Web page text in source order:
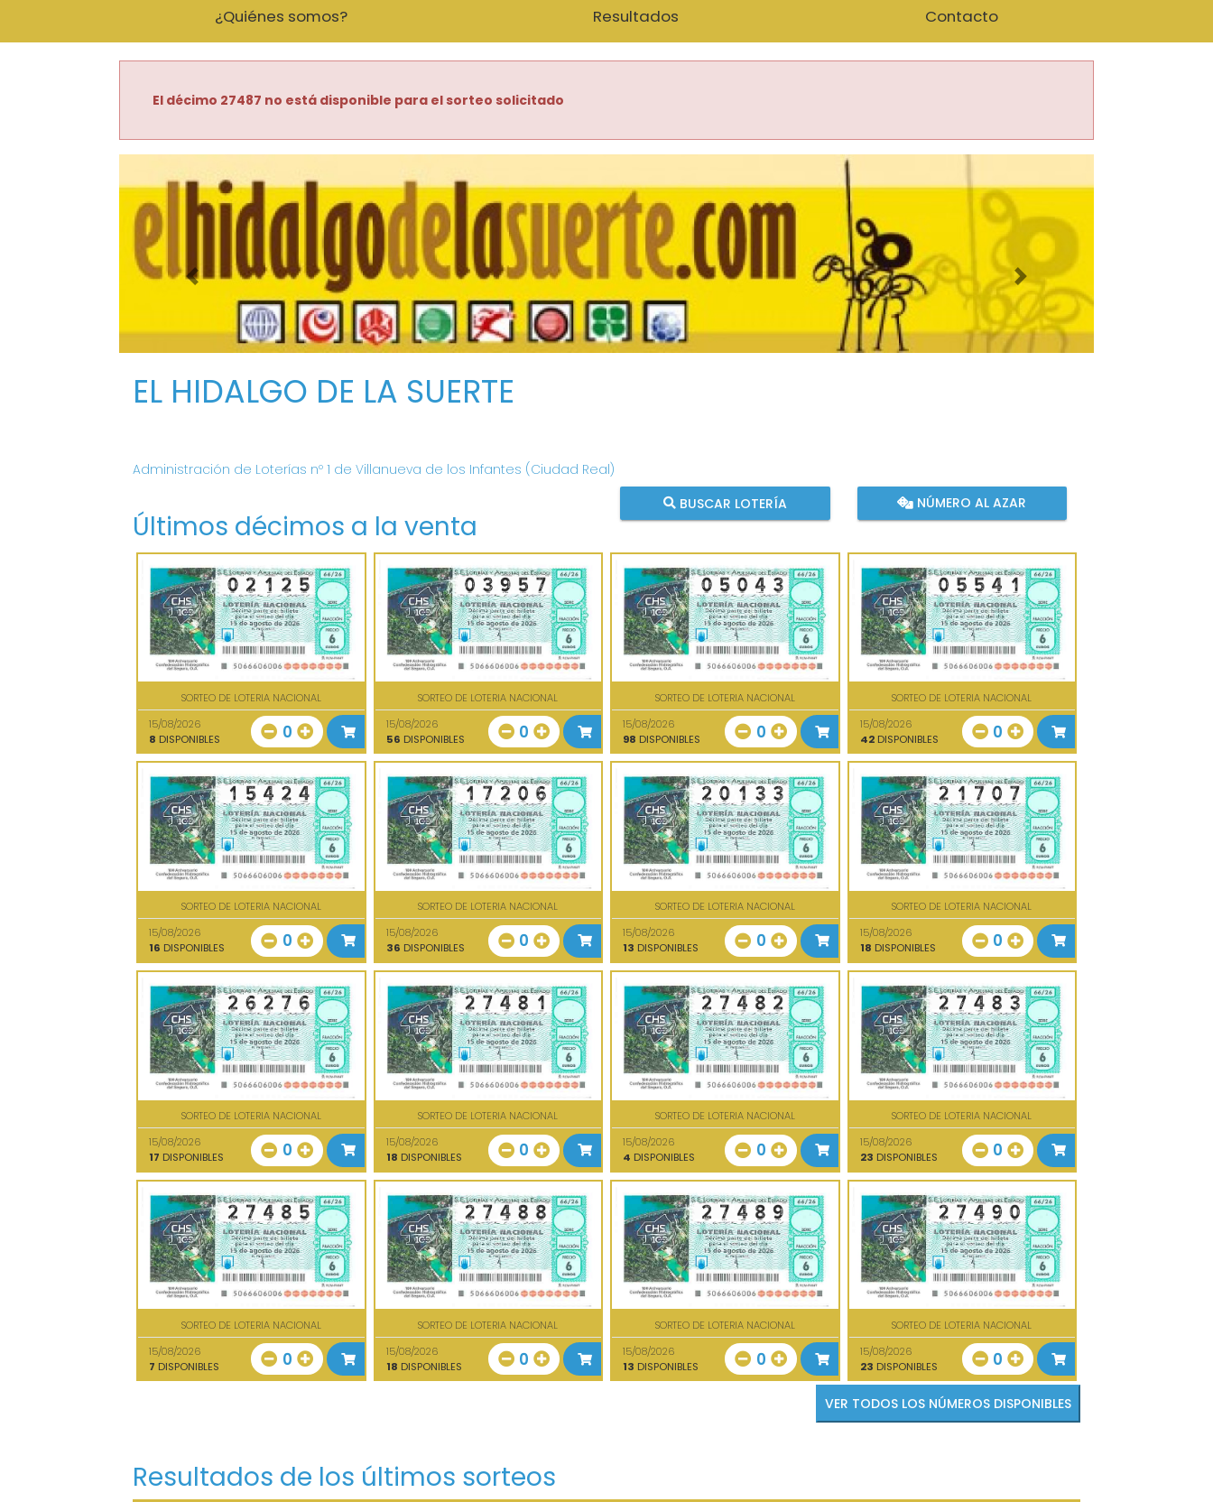
¿Quiénes somos? Resultados Contacto
El décimo 27487 no está disponible para el sorteo solicitado
Imagen anterior Imagen siguiente
EL HIDALGO DE LA SUERTE
Administración de Loterías nº 1 de Villanueva de los Infantes (Ciudad Real)
Últimos décimos a la venta
BUSCAR LOTERÍA NÚMERO AL AZAR
SORTEO DE LOTERIA NACIONAL
15/08/2026
8 DISPONIBLES 0
SORTEO DE LOTERIA NACIONAL
15/08/2026
56 DISPONIBLES 0
SORTEO DE LOTERIA NACIONAL
15/08/2026
98 DISPONIBLES 0
SORTEO DE LOTERIA NACIONAL
15/08/2026
42DISPONIBLES 0
SORTEO DE LOTERIA NACIONAL
15/08/2026
16 DISPONIBLES 0
SORTEO DE LOTERIA NACIONAL
15/08/2026
36 DISPONIBLES 0
SORTEO DE LOTERIA NACIONAL
15/08/2026
13 DISPONIBLES 0
SORTEO DE LOTERIA NACIONAL
15/08/2026
18 DISPONIBLES 0
SORTEO DE LOTERIA NACIONAL
15/08/2026
17 DISPONIBLES 0
SORTEO DE LOTERIA NACIONAL
15/08/2026
18 DISPONIBLES 0
SORTEO DE LOTERIA NACIONAL
15/08/2026
4 DISPONIBLES 0
SORTEO DE LOTERIA NACIONAL
15/08/2026
23 DISPONIBLES 0
SORTEO DE LOTERIA NACIONAL
15/08/2026
7 DISPONIBLES 0
SORTEO DE LOTERIA NACIONAL
15/08/2026
18 DISPONIBLES 0
SORTEO DE LOTERIA NACIONAL
15/08/2026
13 DISPONIBLES 0
SORTEO DE LOTERIA NACIONAL
15/08/2026
23 DISPONIBLES 0
VER TODOS LOS NÚMEROS DISPONIBLES
Resultados de los últimos sorteos